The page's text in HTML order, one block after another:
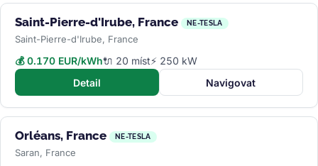
Saint-Pierre-d'Irube, France NE-TESLA
Saint-Pierre-d'Irube, France
💰 0.170 EUR/kWh🔌 20 míst⚡ 250 kW
Detail
Navigovat
Orléans, France NE-TESLA
Saran, France